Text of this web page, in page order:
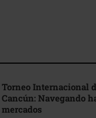
Torneo Internacional
Cancún: Navegando
mercados